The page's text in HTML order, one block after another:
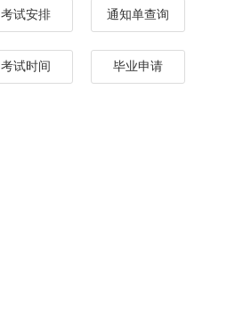
考试安排 通知单查询
考试时间 毕业申请